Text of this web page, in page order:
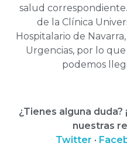
salud
de la Clínica
Hospitalario de
Urgencias, por lo
podemos
¿Tienes alguna duda?
nuestras
Twitter ·